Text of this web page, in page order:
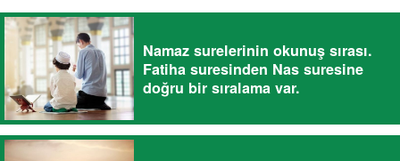
Namaz surelerinin okunuş sırası.
Fatiha suresinden Nas suresine
doğru bir sıralama var.